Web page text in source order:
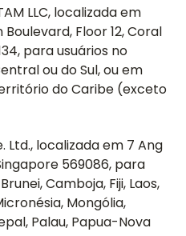
LLC, localizada em
Boulevard, Floor 12, Coral
para usuários no
ou do Sul, ou em
do Caribe (exceto
Ltd., localizada em 7 Ang
569086, para
Camboja, Fiji, Laos,
Mongólia,
Palau, Papua-Nova